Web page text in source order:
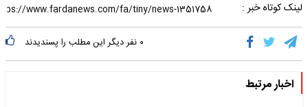
لینک کوتاه خبر :
۰ نفر دیگر این مطلب را پسندیدند
اخبار مرتبط